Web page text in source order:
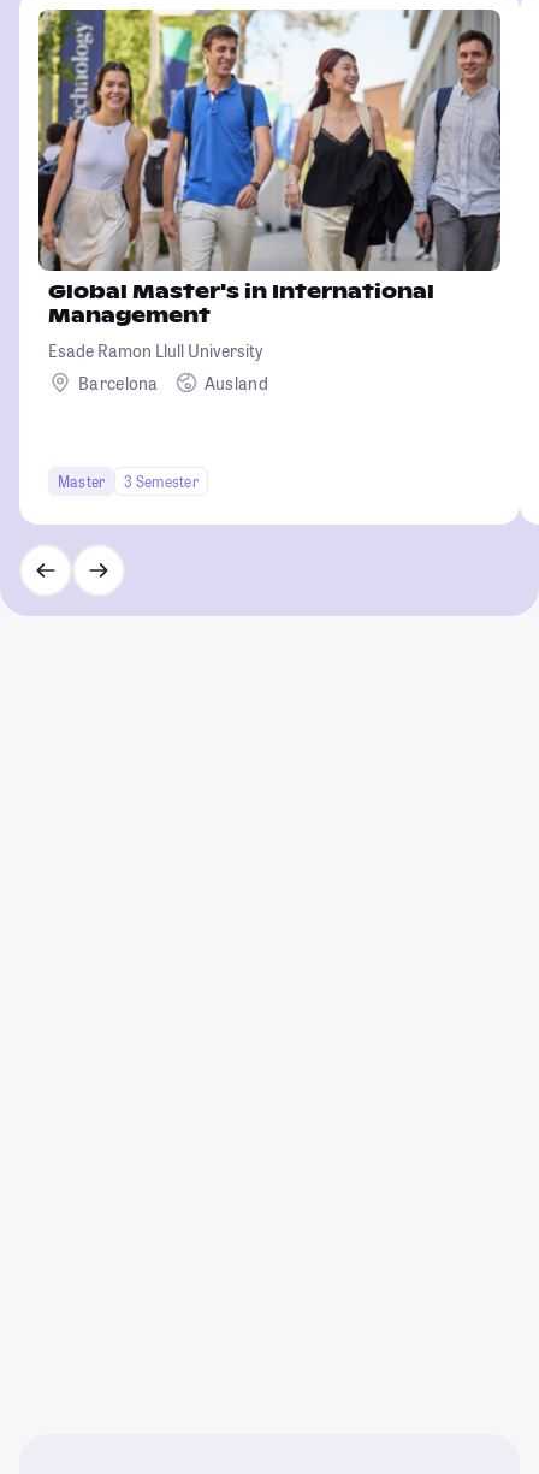
Global Master's in International
Management
Esade Ramon Llull University
Barcelona
Ausland
Master 3 Semester